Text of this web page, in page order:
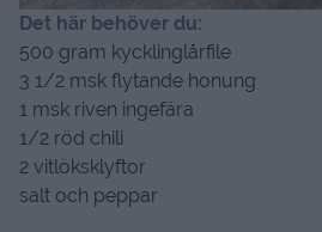
Det här behöver du:
500 gram kycklinglårfile
3 1/2 msk flytande honung
1 msk riven ingefära
1/2 röd chili
2 vitlöksklyftor
salt och peppar